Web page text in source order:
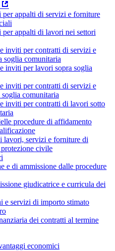
per appalti di servizi e forniture
per appalti di lavori nei settori
inviti per contratti di servizi e
soglia comunitaria
inviti per lavori sopra soglia
inviti per contratti di servizi e
comunitaria
inviti per contratti di lavori sotto
procedure di affidamento
lavori, servizi e forniture di
civile
e di ammissione dalle procedure
giudicatrice e curricula dei
e servizi di importo stimato
dei contratti al termine
economici